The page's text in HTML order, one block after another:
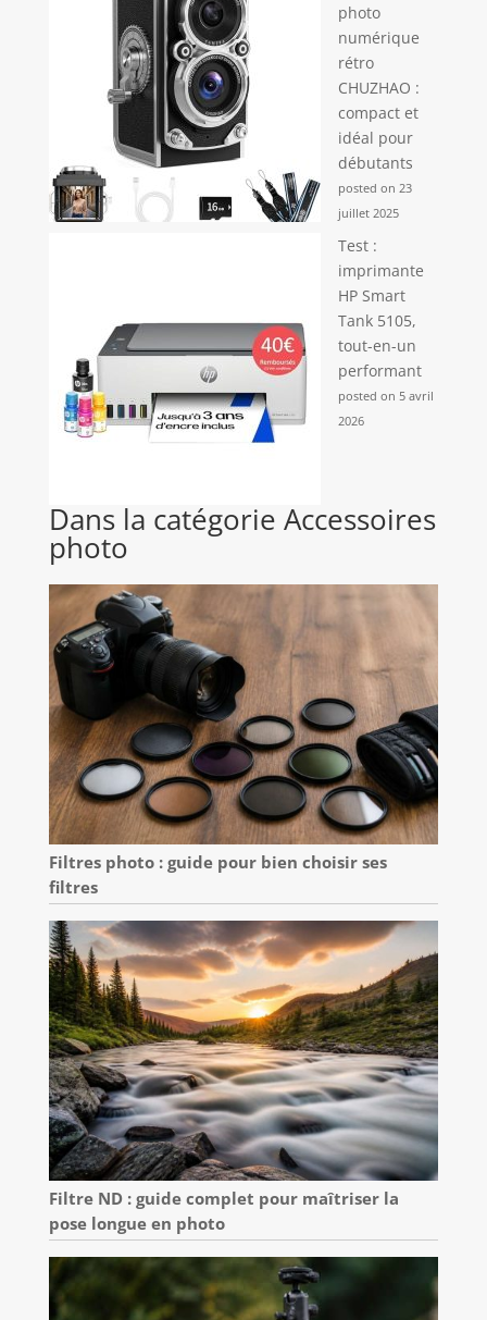
photo
numérique
rétro
CHUZHAO :
compact et
idéal pour
débutants
posted on 23
juillet 2025
Test :
imprimante
HP Smart
Tank 5105,
tout-en-un
performant
posted on 5 avril
2026
Dans la catégorie Accessoires
photo
Filtres photo : guide pour bien choisir ses
filtres
Filtre ND : guide complet pour maîtriser la
pose longue en photo